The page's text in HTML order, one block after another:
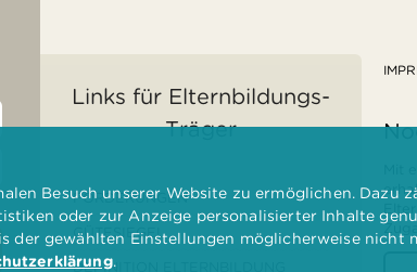
Links für Elternbildungs-
Träger
FÖRDERUNGEN
GÜTESIEGEL
DEFINITION ELTERNBILDUNG
Besuch unserer Website zu ermöglichen. Dazu
oder zur Anzeige personalisierter Inhalte
der gewählten Einstellungen möglicherweise
.